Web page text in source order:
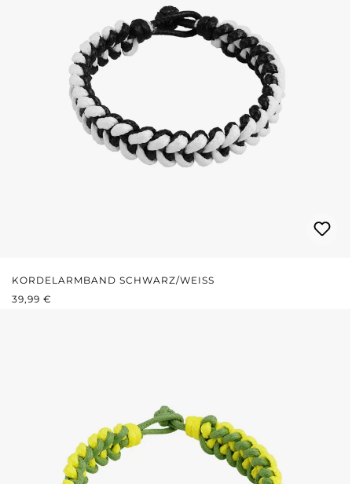
KORDELARMBAND SCHWARZ/WEISS
REGULÄRER PREIS:
39,99 €